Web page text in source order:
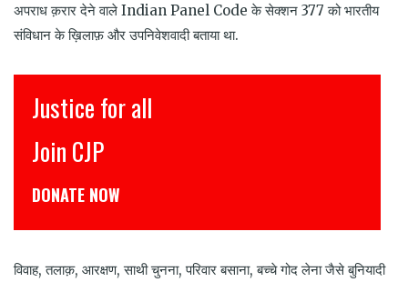
अपराध क़रार देने वाले Indian Panel Code के सेक्शन 377 को भारतीय
संविधान के ख़िलाफ़ और उपनिवेशवादी बताया था.
विवाह, तलाक़, आरक्षण, साथी चुनना, परिवार बसाना, बच्चे गोद लेना जैसे बुनियादी